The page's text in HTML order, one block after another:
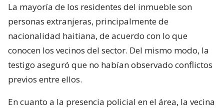
La mayoría de los residentes del inmueble son
personas extranjeras, principalmente de
nacionalidad haitiana, de acuerdo con lo que
conocen los vecinos del sector. Del mismo modo, la
testigo aseguró que no habían observado conflictos
previos entre ellos.
En cuanto a la presencia policial en el área, la vecina